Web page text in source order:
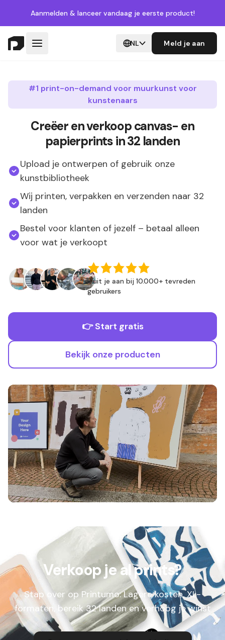
Aanmelden & lanceer vandaag je eerste product!
NL Meld je aan
#1 print-on-demand voor muurkunst voor
kunstenaars
Creëer en verkoop canvas- en
papierprints in 32 landen
Upload je ontwerpen of gebruik onze
kunstbibliotheek
Wij printen, verpakken en verzenden naar 32
landen
Bestel voor klanten of jezelf – betaal alleen
voor wat je verkoopt
Sluit je aan bij 10.000+ tevreden
gebruikers
👉 Start gratis
Bekijk onze producten
Verkoop je al prints?
Stap over op Printumo: Lagere kosten, XL-
formaten, bereik 32 landen en verhoog je winst